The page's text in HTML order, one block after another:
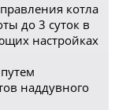
котла
до 3 суток в
настройках
наддувного